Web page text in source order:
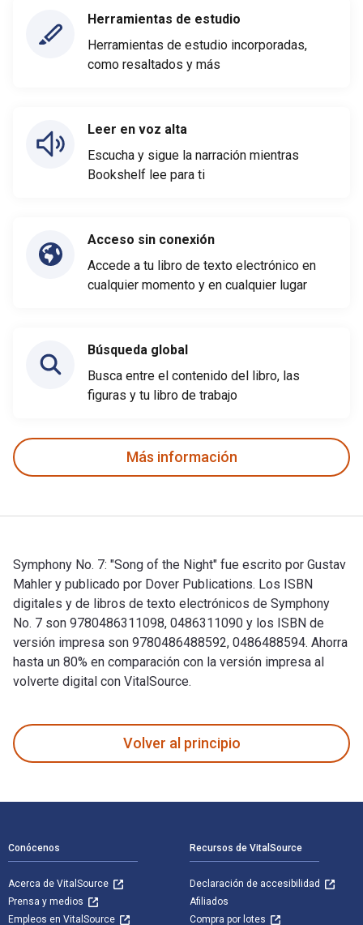
Herramientas de estudio
Herramientas de estudio incorporadas,
como resaltados y más
Leer en voz alta
Escucha y sigue la narración mientras
Bookshelf lee para ti
Acceso sin conexión
Accede a tu libro de texto electrónico en
cualquier momento y en cualquier lugar
Búsqueda global
Busca entre el contenido del libro, las
figuras y tu libro de trabajo
Más información
Symphony No. 7: "Song of the Night" fue escrito por Gustav
Mahler y publicado por Dover Publications. Los ISBN
digitales y de libros de texto electrónicos de Symphony
No. 7 son 9780486311098, 0486311090 y los ISBN de
versión impresa son 9780486488592, 0486488594. Ahorra
hasta un 80% en comparación con la versión impresa al
volverte digital con VitalSource.
Volver al principio
Conócenos
Acerca de VitalSource
Prensa y medios
Empleos en VitalSource
Recursos de VitalSource
Declaración de accesibilidad
Afiliados
Compra por lotes